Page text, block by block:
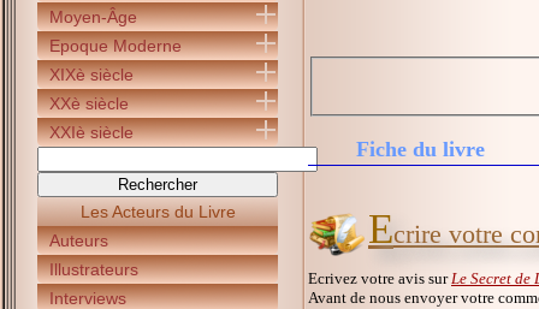
Moyen-Âge
Epoque Moderne
XIXè siècle
XXè siècle
XXIè siècle
Les Acteurs du Livre
Auteurs
Illustrateurs
Interviews
Fiche du livre
Ecrire votre
Ecrivez votre avis sur Le Secret de
Avant de nous envoyer votre